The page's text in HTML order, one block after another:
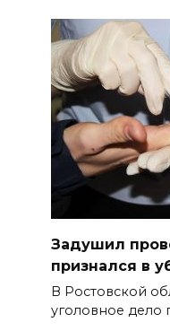
Задушил
признался в
В Ростовской
уголовное дело